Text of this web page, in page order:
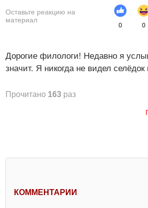
Оставьте реакцию на
материал
0 0
Дорогие филологи! Недавно я
значит. Я никогда не видел
Прочитано 163 раз
КОММЕНТАРИИ